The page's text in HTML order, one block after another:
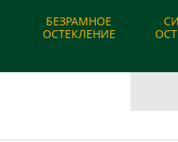
БЕЗРАМНОЕ
ОСТЕКЛЕНИЕ